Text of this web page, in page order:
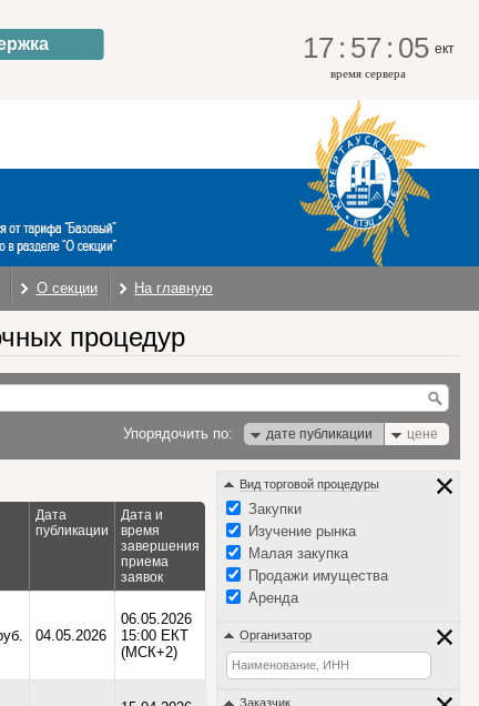
17 : 57 : 05 ект
время сервера
О секции На главную
процедур
Упорядочить по: дате публикации цене
Дата
публикации
Дата и
время
завершения
приема
заявок
04.05.2026
06.05.2026
15:00 ЕКТ
(МСК+2)
Вид торговой процедуры
Закупки
Изучение рынка
Малая закупка
Продажи имущества
Аренда
Организатор
Заказчик